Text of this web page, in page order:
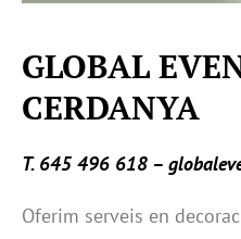
GLOBAL
CERDANYA
T. 645 496 618 –
Oferim serveis en